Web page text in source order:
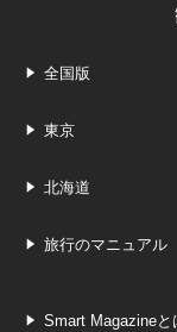
全国版
東京
北海道
旅行のマニュアル
Smart Magazineと